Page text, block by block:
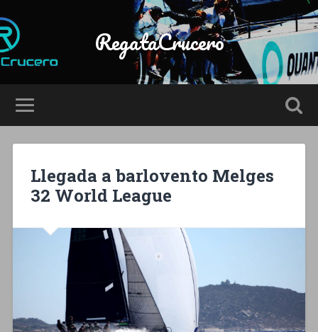
RegataCrucero
Llegada a barlovento Melges
32 World League